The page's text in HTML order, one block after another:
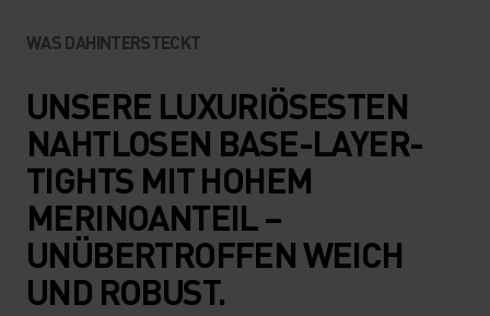
WAS DAHINTERSTECKT
UNSERE LUXURIÖSESTEN
NAHTLOSEN BASE-LAYER-
TIGHTS MIT HOHEM
MERINOANTEIL –
UNÜBERTROFFEN WEICH
UND ROBUST.